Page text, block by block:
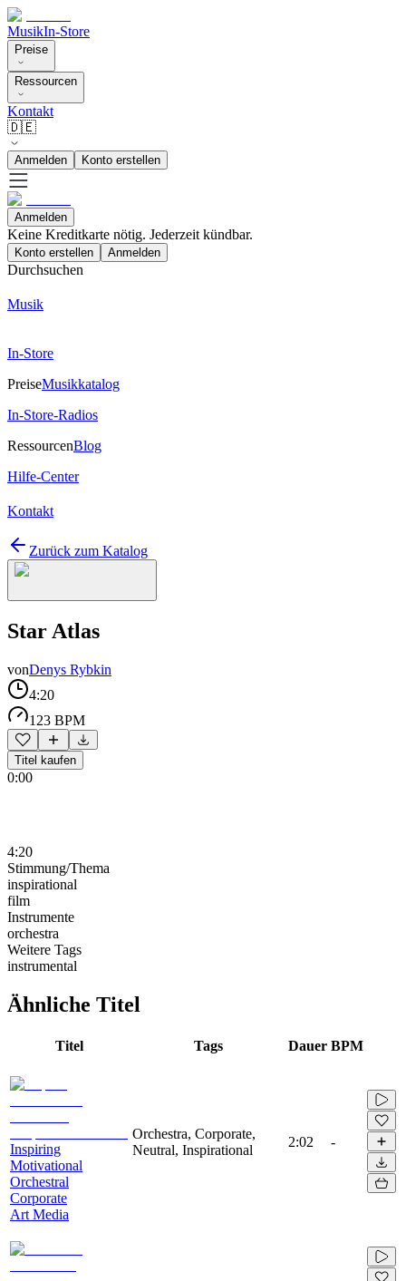
MusikIn-Store
Preise
Ressourcen
Kontakt
🇩🇪
Anmelden Konto erstellen
Anmelden
Keine Kreditkarte nötig. Jederzeit kündbar.
Konto erstellen Anmelden
Durchsuchen
Musik
In-Store
PreiseMusikkatalog
In-Store-Radios
RessourcenBlog
Hilfe-Center
Kontakt
Zurück zum Katalog
Star Atlas
vonDenys Rybkin
4:20
123 BPM
Titel kaufen
0:00
4:20
Stimmung/Thema
inspirational
film
Instrumente
orchestra
Weitere Tags
instrumental
Ähnliche Titel
Titel Tags Dauer BPM
Inspiring
Motivational
Orchestral
Corporate
Art Media
Orchestra, Corporate,
Neutral, Inspirational
2:02 -